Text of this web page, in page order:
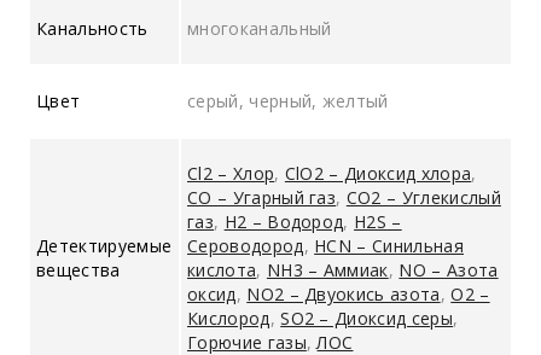
Канальность многоканальный
Цвет серый, черный, желтый
Детектируемые
вещества
Cl2 – Хлор, ClO2 – Диоксид хлора,
CO – Угарный газ, CO2 – Углекислый
газ, H2 – Водород, H2S –
Сероводород, HCN – Синильная
кислота, NH3 – Аммиак, NO – Азота
оксид, NO2 – Двуокись азота,O2 –
Кислород,SO2 – Диоксид серы,
Горючие газы, ЛОС